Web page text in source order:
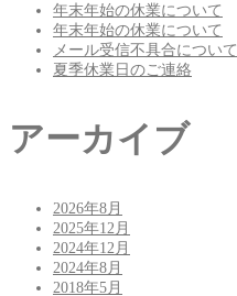
年末年始の休業について
年末年始の休業について
メール受信不具合について
夏季休業日のご連絡
アーカイブ
2026年8月
2025年12月
2024年12月
2024年8月
2018年5月